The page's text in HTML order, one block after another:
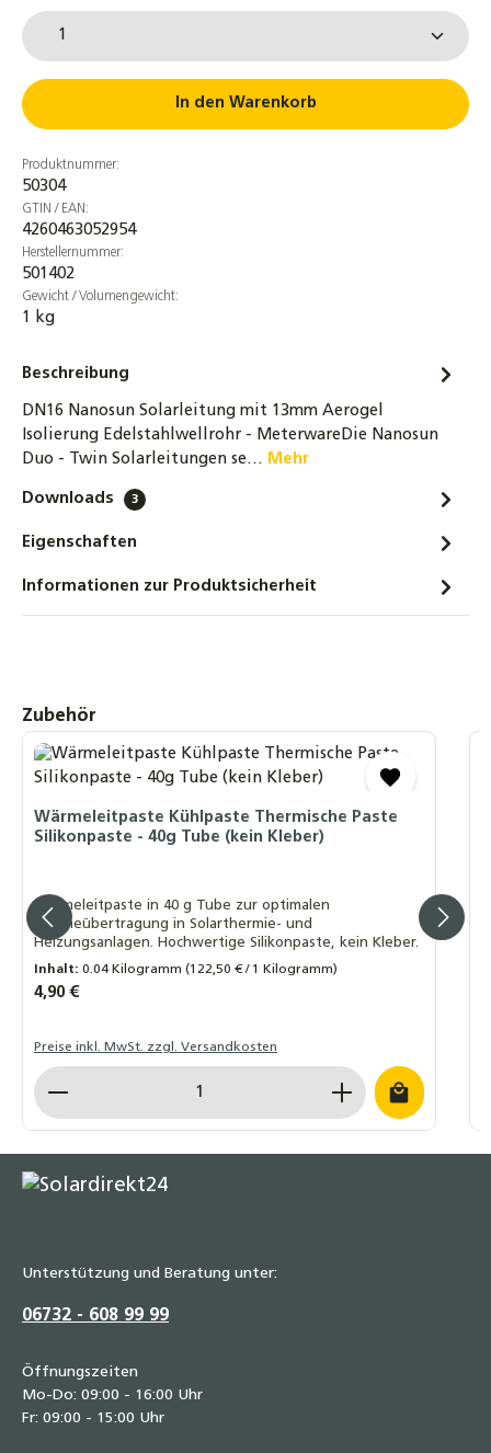
7,5cm für Aerogel Nanosun Wellrohre
1,90 €
Flachkollektor Sonnenkollektor Linuo Ritter
279,00 €
Edelstahlwellrohr + Segmentringe &
DN16 Wellrohr Verschraubung
Schnellverschraubung Schnellkupplung für
Solarleitungen
Röhrenkollektoren Fertiggemisch -28°C -
10,90 €
Profi-Schlagwerkzeug oder Klemmbacke
DN12 - DN40 – Grundkörper aus massivem
und Solarwellrohren
Produkt Anzahl: Gib den gewünschten Wert ein
In den Warenkorb
Produktnummer:
50304
GTIN / EAN:
4260463052954
Herstellernummer:
501402
Gewicht / Volumengewicht:
1 kg
Beschreibung
DN16 Nanosun Solarleitung mit 13mm Aerogel
Isolierung Edelstahlwellrohr - MeterwareDie Nanosun
Duo - Twin Solarleitungen se… Mehr
Downloads 3
Eigenschaften
Informationen zur Produktsicherheit
Produktgalerie überspringen
Zubehör
Wärmeleitpaste Kühlpaste Thermische Paste
Silikonpaste - 40g Tube (kein Kleber)
Wärmeleitpaste in 40 g Tube zur optimalen
Wärmeübertragung in Solarthermie- und
Heizungsanlagen. Hochwertige Silikonpaste, kein Kleber.
Inhalt:0.04 Kilogramm(122,50 € / 1 Kilogramm)
Regulärer Preis:
4,90 €
Preise inkl. MwSt. zzgl. Versandkosten
Produkt Anzahl: Gib den gewünschten Wert
Unterstützung und Beratung unter:
06732 - 608 99 99
Öffnungszeiten
Mo-Do: 09:00 - 16:00 Uhr
Fr: 09:00 - 15:00 Uhr